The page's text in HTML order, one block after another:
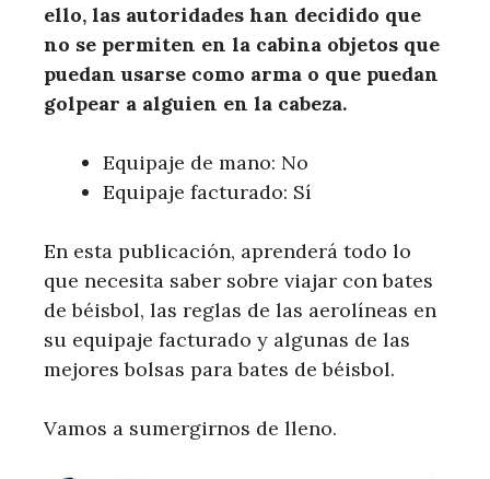
ello, las autoridades han decidido que
no se permiten en la cabina objetos que
puedan usarse como arma o que puedan
golpear a alguien en la cabeza.
Equipaje de mano: No
Equipaje facturado: Sí
En esta publicación, aprenderá todo lo
que necesita saber sobre viajar con bates
de béisbol, las reglas de las aerolíneas en
su equipaje facturado y algunas de las
mejores bolsas para bates de béisbol.
Vamos a sumergirnos de lleno.